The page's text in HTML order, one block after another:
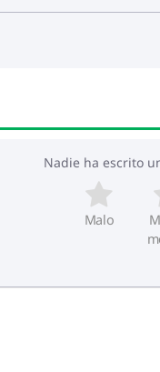
Nadie ha escrito
Malo